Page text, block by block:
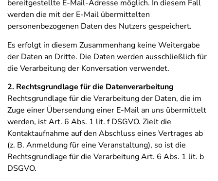
bereitgestellte E-Mail-Adresse möglich. In diesem Fall
werden die mit der E-Mail übermittelten
personenbezogenen Daten des Nutzers gespeichert.
Es erfolgt in diesem Zusammenhang keine Weitergabe
der Daten an Dritte. Die Daten werden ausschließlich für
die Verarbeitung der Konversation verwendet.
2. Rechtsgrundlage für die Datenverarbeitung
Rechtsgrundlage für die Verarbeitung der Daten, die im
Zuge einer Übersendung einer E-Mail an uns übermittelt
werden, ist Art. 6 Abs. 1 lit. f DSGVO. Zielt die
Kontaktaufnahme auf den Abschluss eines Vertrages ab
(z. B. Anmeldung für eine Veranstaltung), so ist die
Rechtsgrundlage für die Verarbeitung Art. 6 Abs. 1 lit. b
DSGVO.